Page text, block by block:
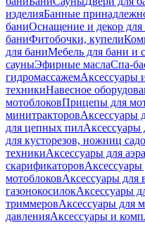
изделияБанные
баниОснащение и декор для
баниФитобочки, купели
для баниМебель для бани и
сауныЭфирные маслаСпа-
гидромассажемАксессуары
техникиНавесное
мотоблоковПрицепы для
минитракторовАксессуары
для цепных пилАксессуары
для кусторезов, ножниц
техникиАксессуары для
скарификаторовАксессуары
мотоблоковАксессуары для
газонокосилокАксессуары
триммеровАксессуары для
давленияАксессуары и